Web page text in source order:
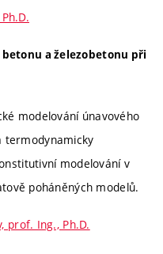
a železobetonu při
modelování únavového
termodynamicky
modelování v
poháněných modelů.
prof. Ing., Ph.D.